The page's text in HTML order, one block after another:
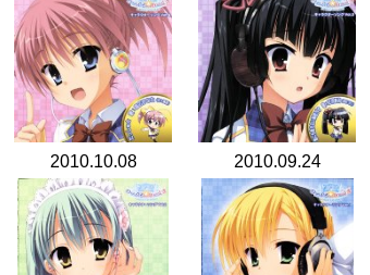
2010.10.08 2010.09.24